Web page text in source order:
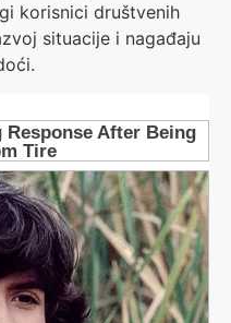
korisnici društvenih
situacije i nagađaju